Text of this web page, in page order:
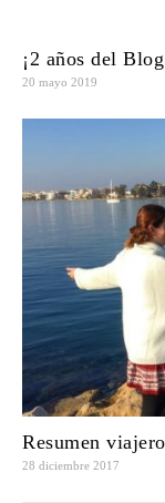
¡2 años del
20 mayo 2019
Resumen
28 diciembre 2017